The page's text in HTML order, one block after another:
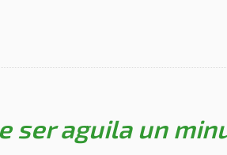
ser aguila un